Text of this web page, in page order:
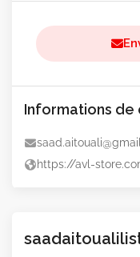
Informations de
https://avl-